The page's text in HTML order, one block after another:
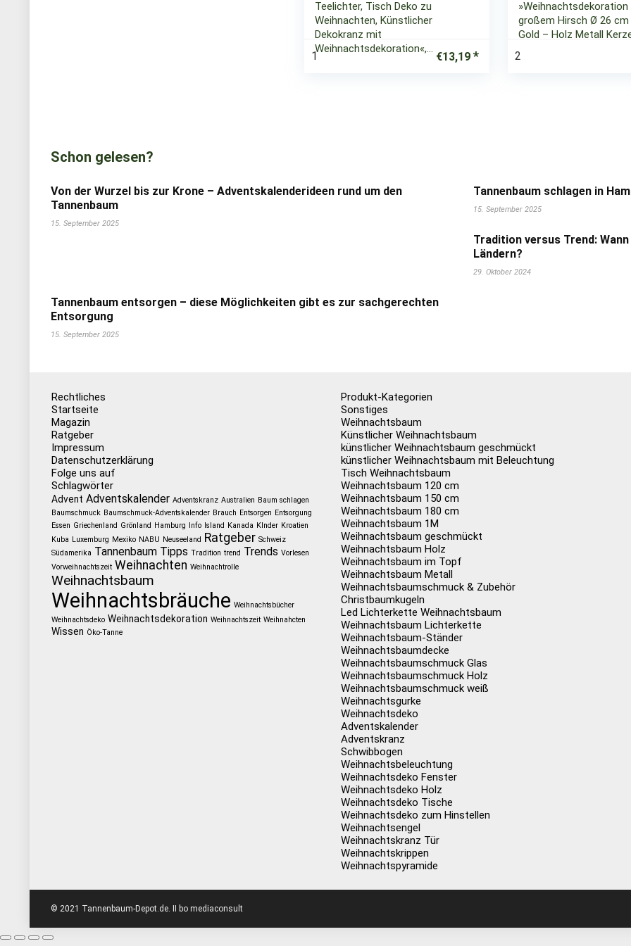
Teelichter, Tisch Deko zu
Weihnachten, Künstlicher
Dekokranz mit
Weihnachtsdekoration«,…
1 €13,19
großem Hirsch Ø 26 cm
Gold – Holz Metall
2
Schon gelesen?
Von der Wurzel bis zur Krone – Adventskalenderideen rund um den
Tannenbaum
15. September 2025
Tannenbaum schlagen in
15. September 2025
Tradition versus Trend:
Ländern?
29. Oktober 2024
Tannenbaum entsorgen – diese Möglichkeiten gibt es zur sachgerechten
Entsorgung
15. September 2025
Rechtliches
Startseite
Magazin
Ratgeber
Impressum
Datenschutzerklärung
Folge uns auf
Schlagwörter
Advent Adventskalender Adventskranz Australien Baum schlagen
Baumschmuck Baumschmuck-Adventskalender Brauch Entsorgen Entsorgung
Essen Griechenland Grönland Hamburg Info Island Kanada KInder Kroatien
Kuba Luxemburg Mexiko NABU Neuseeland Ratgeber Schweiz
Südamerika Tannenbaum Tipps Tradition trend Trends Vorlesen
Vorweihnachtszeit Weihnachten Weihnachtrolle
Weihnachtsbaum
Weihnachtsbräuche Weihnachtsbücher
Weihnachtsdeko Weihnachtsdekoration Weihnachtszeit Weihnahcten
Wissen Öko-Tanne
Produkt-Kategorien
Sonstiges
Weihnachtsbaum
Künstlicher Weihnachtsbaum
künstlicher Weihnachtsbaum geschmückt
künstlicher Weihnachtsbaum mit Beleuchtung
Tisch Weihnachtsbaum
Weihnachtsbaum 120 cm
Weihnachtsbaum 150 cm
Weihnachtsbaum 180 cm
Weihnachtsbaum 1M
Weihnachtsbaum geschmückt
Weihnachtsbaum Holz
Weihnachtsbaum im Topf
Weihnachtsbaum Metall
Weihnachtsbaumschmuck & Zubehör
Christbaumkugeln
Led Lichterkette Weihnachtsbaum
Weihnachtsbaum Lichterkette
Weihnachtsbaum-Ständer
Weihnachtsbaumdecke
Weihnachtsbaumschmuck Glas
Weihnachtsbaumschmuck Holz
Weihnachtsbaumschmuck weiß
Weihnachtsgurke
Weihnachtsdeko
Adventskalender
Adventskranz
Schwibbogen
Weihnachtsbeleuchtung
Weihnachtsdeko Fenster
Weihnachtsdeko Holz
Weihnachtsdeko Tische
Weihnachtsdeko zum Hinstellen
Weihnachtsengel
Weihnachtskranz Tür
Weihnachtskrippen
Weihnachtspyramide
© 2021 Tannenbaum-Depot.de. II bo mediaconsult